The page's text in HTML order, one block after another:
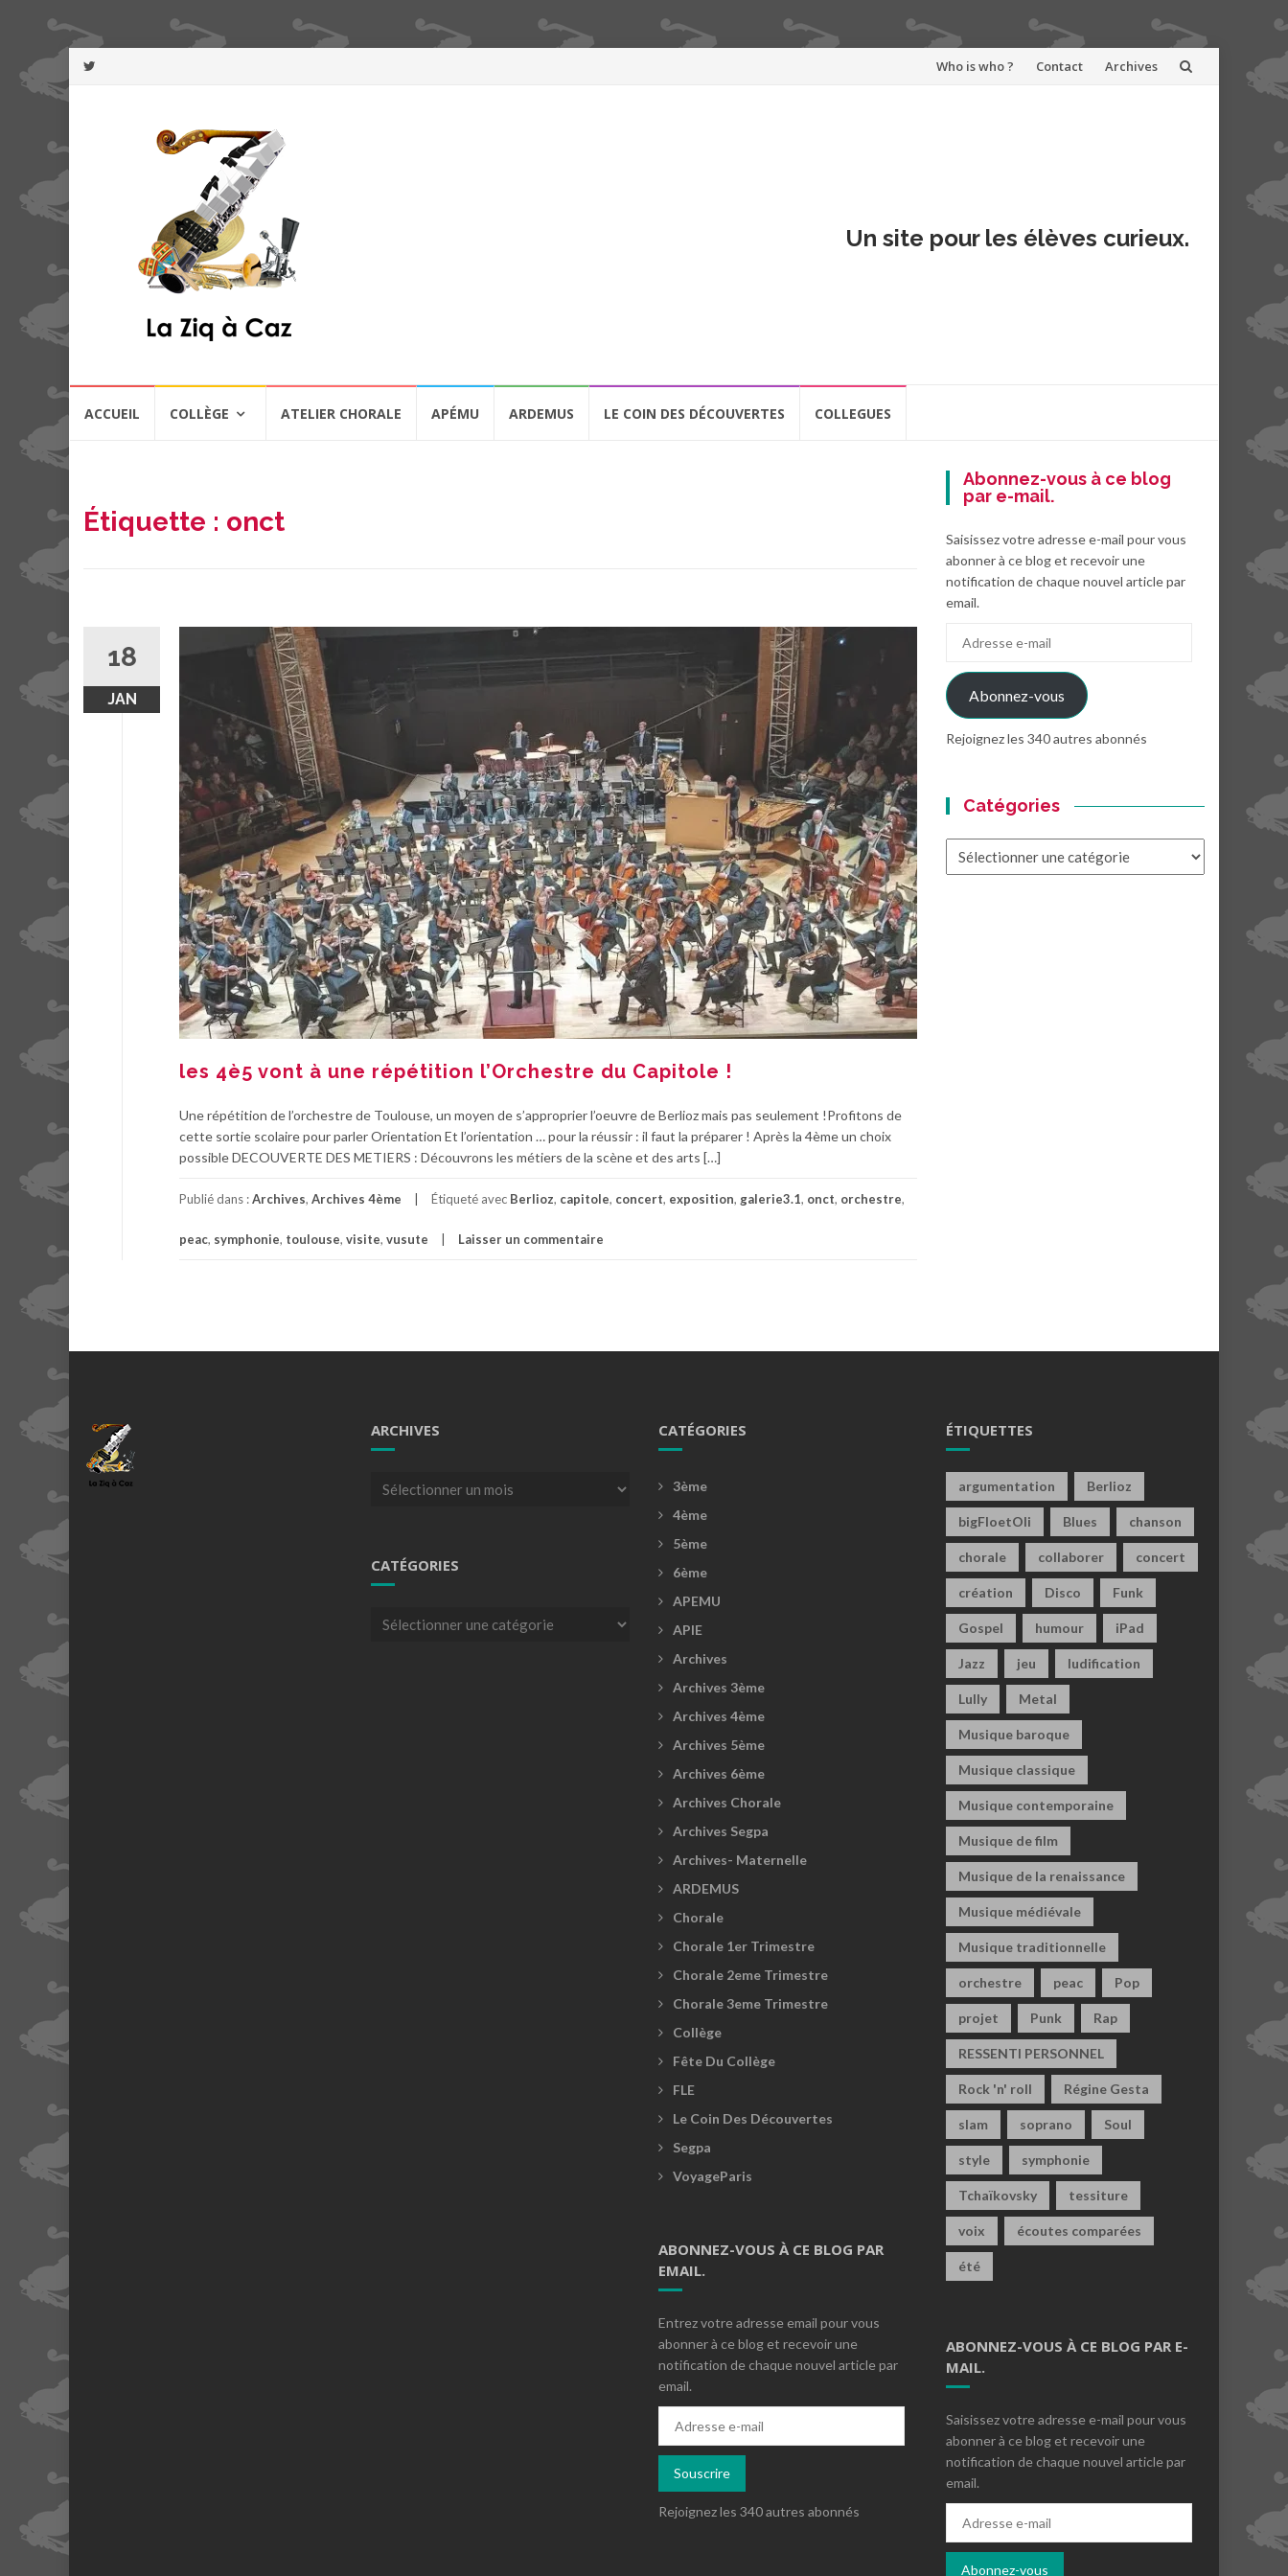
Aller
Who is who ? Contact Archives
Un site pour les élèves curieux.
ACCUEIL COLLÈGE ATELIER CHORALE APÉMU ARDEMUS LE COIN DES DÉCOUVERTES COLLEGUES
Étiquette : onct
18
JAN
les 4è5 vont à une répétition l’Orchestre du Capitole !
Une répétition de l’orchestre de Toulouse, un moyen de s’approprier l’oeuvre de Berlioz mais pas seulement !Profitons de
cette sortie scolaire pour parler Orientation Et l’orientation … pour la réussir : il faut la préparer ! Après la 4ème un choix
possible DECOUVERTE DES METIERS : Découvrons les métiers de la scène et des arts […]
Publié dans :Archives, Archives 4ème Étiqueté avec Berlioz, capitole, concert, exposition, galerie3.1, onct, orchestre,
peac, symphonie, toulouse, visite, vusute Laisser un commentaire
Abonnez-vous à ce blog
par e-mail.
Saisissez votre adresse e-mail pour vous
abonner à ce blog et recevoir une
notification de chaque nouvel article par
email.
mail
Abonnez-vous
Rejoignez les 340 autres abonnés
Catégories
ARCHIVES
Archives
CATÉGORIES
Catégories
CATÉGORIES
3ème
4ème
5ème
6ème
APEMU
APIE
Archives
Archives 3ème
Archives 4ème
Archives 5ème
Archives 6ème
Archives Chorale
Archives Segpa
Archives- Maternelle
ARDEMUS
Chorale
Chorale 1er Trimestre
Chorale 2eme Trimestre
Chorale 3eme Trimestre
Collège
Fête Du Collège
FLE
Le Coin Des Découvertes
Segpa
VoyageParis
ABONNEZ-VOUS À CE BLOG PAR
EMAIL.
Entrez votre adresse email pour vous
abonner à ce blog et recevoir une
notification de chaque nouvel article par
email.
mail
Souscrire
Rejoignez les 340 autres abonnés
ÉTIQUETTES
argumentation Berlioz
bigFloetOli Blues chanson
chorale collaborer concert
création Disco Funk
Gospel humour iPad
Jazz jeu ludification
Lully Metal
Musique baroque
Musique classique
Musique contemporaine
Musique de film
Musique de la renaissance
Musique médiévale
Musique traditionnelle
orchestre peac Pop
projet Punk Rap
RESSENTI PERSONNEL
Rock 'n' roll Régine Gesta
slam soprano Soul
style symphonie
Tchaïkovsky tessiture
voix écoutes comparées
été
ABONNEZ-VOUS À CE BLOG PAR E-
MAIL.
Saisissez votre adresse e-mail pour vous
abonner à ce blog et recevoir une
notification de chaque nouvel article par
email.
mail
Abonnez-vous